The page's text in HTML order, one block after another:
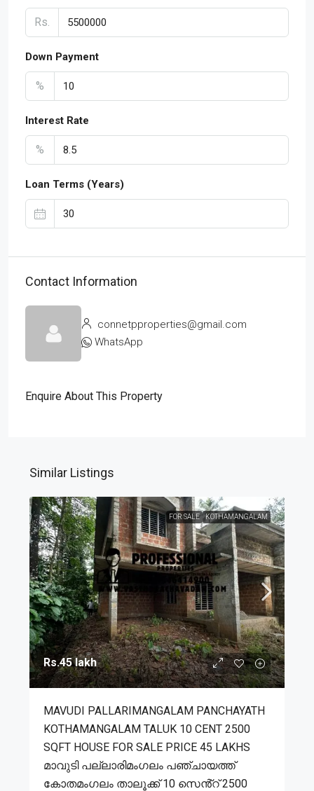
Rs.
Down Payment
%
Interest Rate
%
Loan Terms (Years)
Contact Information
connetpproperties@gmail.com
WhatsApp
Enquire About This Property
Similar Listings
FOR SALE KOTHAMANGALAM
Rs.45 lakh
MAVUDI PALLARIMANGALAM PANCHAYATH
KOTHAMANGALAM TALUK 10 CENT 2500
SQFT HOUSE FOR SALE PRICE 45 LAKHS
മാവുടി പല്ലാരിമംഗലം പഞ്ചായത്ത്
കോതമംഗലം താലൂക്ക് 10 സെൻ്റ് 2500